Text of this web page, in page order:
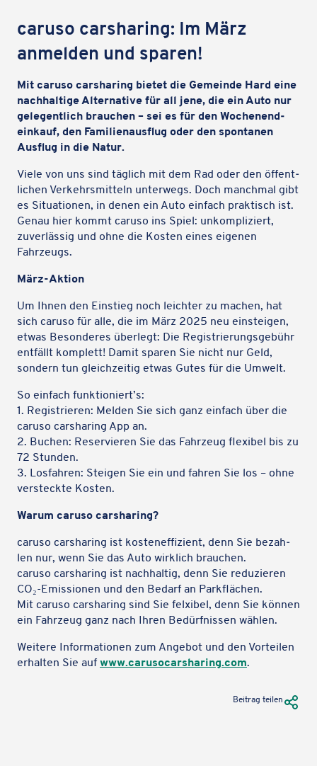
caruso carsha­ring: Im März
anmel­den und sparen!
Mit caruso carsha­ring bietet die Gemeinde Hard eine
nach­hal­tige Alter­na­tive für all jene, die ein Auto nur
gele­gent­lich brau­chen – sei es für den Wochen­end­
ein­kauf, den Fami­li­en­aus­flug oder den spon­ta­nen
Ausflug in die Natur.
Viele von uns sind täglich mit dem Rad oder den öffent­
li­chen Verkehrs­mit­teln unter­wegs. Doch manch­mal gibt
es Situa­tio­nen, in denen ein Auto einfach prak­tisch ist.
Genau hier kommt caruso ins Spiel: unkom­pli­ziert,
zuver­läs­sig und ohne die Kosten eines eigenen
Fahrzeugs.
März-Aktion
Um Ihnen den Einstieg noch leich­ter zu machen, hat
sich caruso für alle, die im März 2025 neu einstei­gen,
etwas Beson­de­res über­legt: Die Regis­trie­rungs­ge­bühr
entfällt komplett! Damit sparen Sie nicht nur Geld,
sondern tun gleich­zei­tig etwas Gutes für die Umwelt.
So einfach funktioniert’s:
1. Regis­trie­ren: Melden Sie sich ganz einfach über die
caruso carsha­ring App an.
2. Buchen: Reser­vie­ren Sie das Fahr­zeug flexi­bel bis zu
72 Stunden.
3. Losfah­ren: Steigen Sie ein und fahren Sie los – ohne
versteckte Kosten.
Warum caruso carsharing?
caruso carsha­ring ist kosten­ef­fi­zi­ent, denn Sie bezah­
len nur, wenn Sie das Auto wirk­lich brauchen.
caruso carsha­ring ist nach­hal­tig, denn Sie redu­zie­ren
CO₂-Emis­sio­nen und den Bedarf an Parkflächen.
Mit caruso carsha­ring sind Sie felxi­bel, denn Sie können
ein Fahr­zeug ganz nach Ihren Bedürf­nis­sen wählen.
Weitere Infor­ma­tio­nen zum Angebot und den Vortei­len
erhal­ten Sie aufwww​.caru​s​o​car​sha​ring​.com.
Beitrag teilen URL
Karteninhalte zulassen
Wir verwenden Google Maps, um Karten auf unserer Website
anzuzeigen. Genaue Infos finden Siein unserem Datenschutz